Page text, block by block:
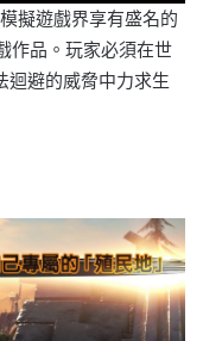
擬遊戲界享有盛名的
作品。玩家必須在世
迴避的威脅中力求生